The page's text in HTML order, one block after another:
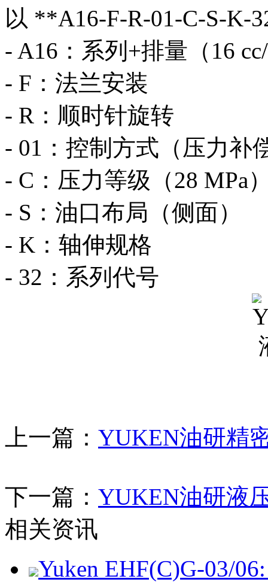
以 **A16-F-R-01-C-S-K-
- A16：系列+排量（16
- F：法兰安装
- R：顺时针旋转
- 01：控制方式（压力补
- C：压力等级（28 MPa
- S：油口布局（侧面）
- K：轴伸规格
- 32：系列代号
上一篇： YUKEN油研精
下一篇： YUKEN油研液
相关资讯
Yuken EHF(C)G-03/